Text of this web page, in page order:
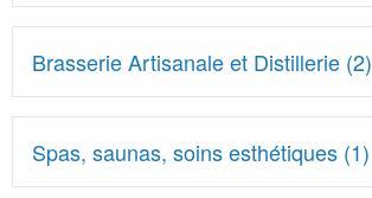
Brasserie Artisanale et Distillerie (2)
Spas, saunas, soins esthétiques (1)